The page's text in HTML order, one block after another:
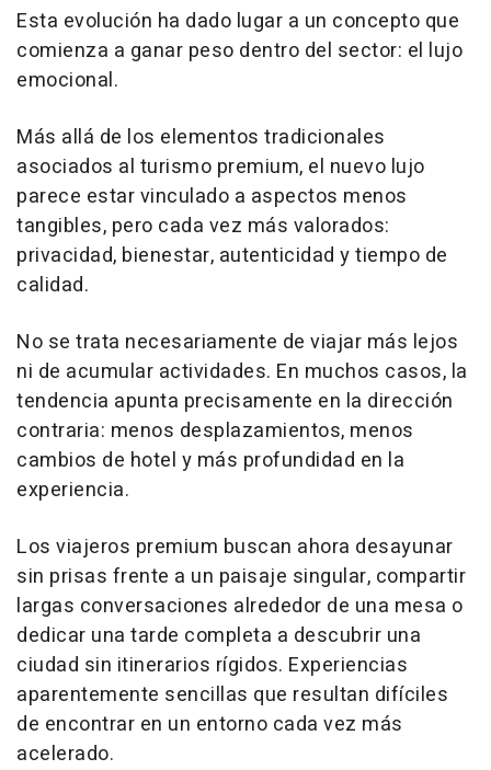
Esta evolución ha dado lugar a un concepto que
comienza a ganar peso dentro del sector: el lujo
emocional.
Más allá de los elementos tradicionales
asociados al turismo premium, el nuevo lujo
parece estar vinculado a aspectos menos
tangibles, pero cada vez más valorados:
privacidad, bienestar, autenticidad y tiempo de
calidad.
No se trata necesariamente de viajar más lejos
ni de acumular actividades. En muchos casos, la
tendencia apunta precisamente en la dirección
contraria: menos desplazamientos, menos
cambios de hotel y más profundidad en la
experiencia.
Los viajeros premium buscan ahora desayunar
sin prisas frente a un paisaje singular, compartir
largas conversaciones alrededor de una mesa o
dedicar una tarde completa a descubrir una
ciudad sin itinerarios rígidos. Experiencias
aparentemente sencillas que resultan difíciles
de encontrar en un entorno cada vez más
acelerado.